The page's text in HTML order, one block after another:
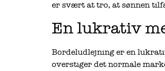
er svært at tro, at sønnen
En lukrativ
Bordeludlejning er en
overstiger det normale